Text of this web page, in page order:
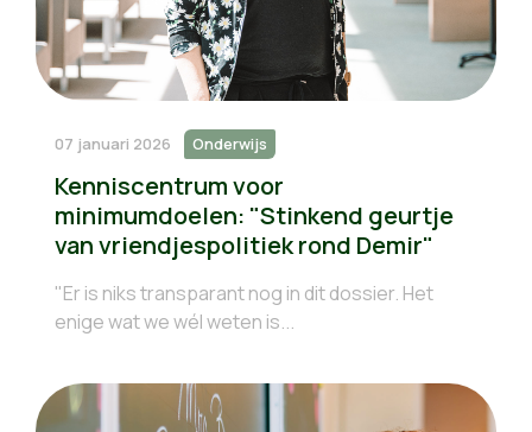
07 januari 2026 Onderwijs
Kenniscentrum voor
minimumdoelen: "Stinkend geurtje
van vriendjespolitiek rond Demir"
"Er is niks transparant nog in dit dossier. Het
enige wat we wél weten is...